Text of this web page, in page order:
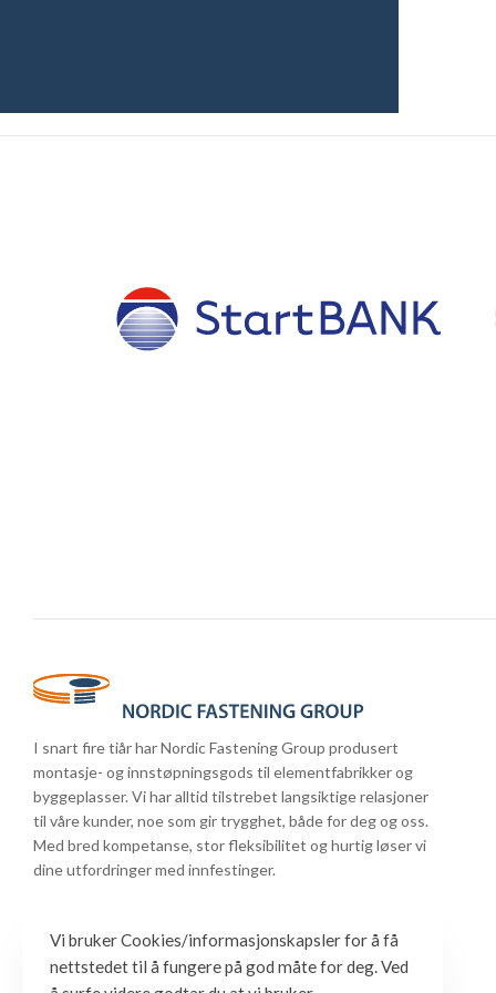
I snart fire tiår har Nordic Fastening Group produsert
montasje- og innstøpningsgods til elementfabrikker og
byggeplasser. Vi har alltid tilstrebet langsiktige relasjoner
til våre kunder, noe som gir trygghet, både for deg og oss.
Med bred kompetanse, stor fleksibilitet og hurtig løser vi
dine utfordringer med innfestinger.
Vi bruker Cookies/informasjonskapsler for å få
nettstedet til å fungere på god måte for deg. Ved